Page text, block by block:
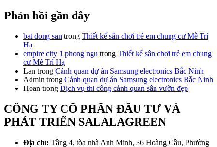
Phản hồi gần đây
bat dong san trong Thiết kế sân chơi trẻ em chung cư Mễ Trì
Hạ
empire city 1 phong ngu trong Thiết kế sân chơi trẻ em chung
cư Mễ Trì Hạ
Lan trong Cảnh quan dự án Samsung electronics Bắc Ninh
Admin trong Cảnh quan dự án Samsung electronics Bắc Ninh
Hoan trong Dịch vụ thi công cảnh quan sân vườn đẹp
CÔNG TY CỔ PHẦN ĐẦU TƯ VÀ
PHÁT TRIỂN SALALAGREEN
Địa chỉ: Tầng 4, tòa nhà Anh Minh, 36 Hoàng Cầu, Phường